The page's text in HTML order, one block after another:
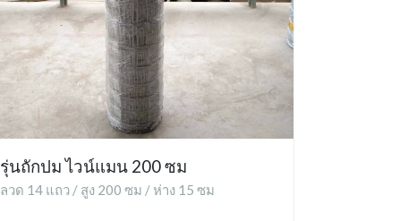
รุ่นถักปม ไวน์แมน 200 ซม
ลวด 14 แถว / สูง 200 ซม / ห่าง 15 ซม